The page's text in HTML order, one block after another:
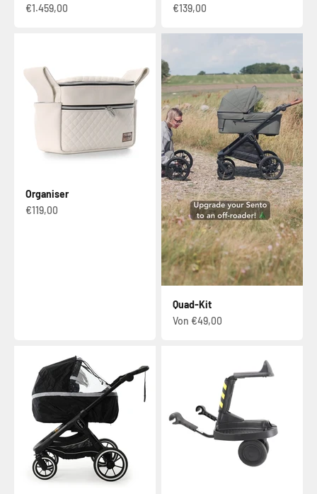
Verkaufspreis
€1.459,00
Verkaufspreis
€139,00
Organiser
Verkaufspreis
€119,00
Quad-Kit
Verkaufspreis
Von €49,00